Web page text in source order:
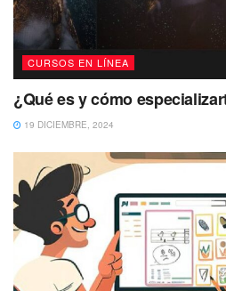
CURSOS EN LÍNEA
¿Qué es y cómo
19 DICIEMBRE, 2024